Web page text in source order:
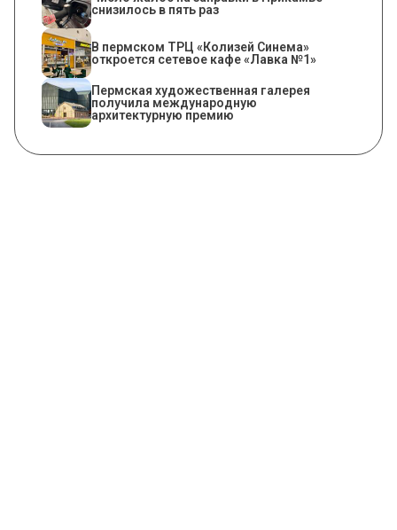
снизилось в пять раз
​В пермском ТРЦ «Колизей Синема»
откроется сетевое кафе «Лавка №1»
Пермская художественная галерея
получила международную
архитектурную премию